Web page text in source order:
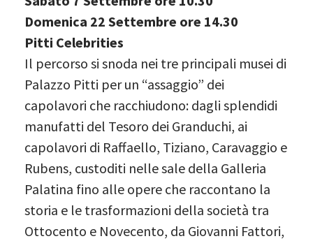
Domenica 22 Settembre ore 14.30
Pitti Celebrities
Il percorso si snoda nei tre principali musei di
Palazzo Pitti per un “assaggio” dei
capolavori che racchiudono: dagli splendidi
manufatti del Tesoro dei Granduchi, ai
capolavori di Raffaello, Tiziano, Caravaggio e
Rubens, custoditi nelle sale della Galleria
Palatina fino alle opere che raccontano la
storia e le trasformazioni della società tra
Ottocento e Novecento, da Giovanni Fattori,